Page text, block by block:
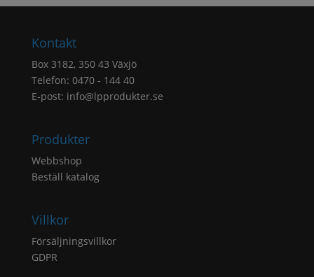
Kontakt
Box 3182, 350 43 Växjö
Telefon: 0470 - 144 40
E-post: info@lpprodukter.se
Produkter
Webbshop
Beställ katalog
Villkor
Försäljningsvillkor
GDPR